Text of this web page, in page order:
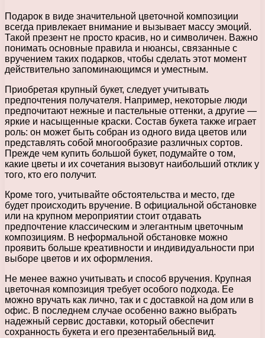
Подарок в виде значительной цветочной композиции
всегда привлекает внимание и вызывает массу эмоций.
Такой презент не просто красив, но и символичен. Важно
понимать основные правила и нюансы, связанные с
вручением таких подарков, чтобы сделать этот момент
действительно запоминающимся и уместным.
Приобретая крупный букет, следует учитывать
предпочтения получателя. Например, некоторые люди
предпочитают нежные и пастельные оттенки, а другие —
яркие и насыщенные краски. Состав букета также играет
роль: он может быть собран из одного вида цветов или
представлять собой многообразие различных сортов.
Прежде чем купить большой букет, подумайте о том,
какие цветы и их сочетания вызовут наибольший отклик у
того, кто его получит.
Кроме того, учитывайте обстоятельства и место, где
будет происходить вручение. В официальной обстановке
или на крупном мероприятии стоит отдавать
предпочтение классическим и элегантным цветочным
композициям. В неформальной обстановке можно
проявить больше креативности и индивидуальности при
выборе цветов и их оформления.
Не менее важно учитывать и способ вручения. Крупная
цветочная композиция требует особого подхода. Ее
можно вручать как лично, так и с доставкой на дом или в
офис. В последнем случае особенно важно выбрать
надежный сервис доставки, который обеспечит
сохранность букета и его презентабельный вид.